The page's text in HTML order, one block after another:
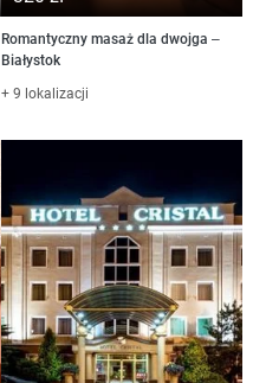
Romantyczny masaż dla dwojga –
Białystok
+ 9 lokalizacji